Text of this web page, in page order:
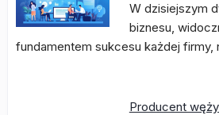
W dzisiejszym
biznesu,
fundamentem sukcesu każdej firmy,
Producent